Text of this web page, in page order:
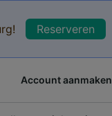
Reserveren
Account aanmaken